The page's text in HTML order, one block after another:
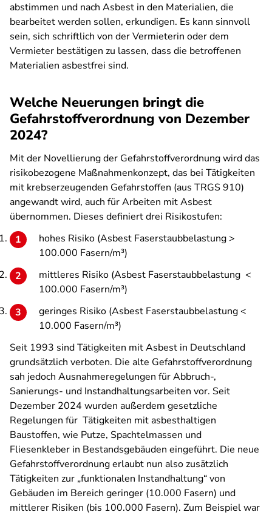
abstimmen und nach Asbest in den Materialien, die
bearbeitet werden sollen, erkundigen. Es kann sinnvoll
sein, sich schriftlich von der Vermieterin oder dem
Vermieter bestätigen zu lassen, dass die betroffenen
Materialien asbestfrei sind.
Welche Neuerungen bringt die
Gefahrstoffverordnung von Dezember
2024?
Mit der Novellierung der Gefahrstoffverordnung wird das
risikobezogene Maßnahmenkonzept, das bei Tätigkeiten
mit krebserzeugenden Gefahrstoffen (aus TRGS 910)
angewandt wird, auch für Arbeiten mit Asbest
übernommen. Dieses definiert drei Risikostufen:
hohes Risiko (Asbest Faserstaubbelastung >
100.000 Fasern/m³)
mittleres Risiko (Asbest Faserstaubbelastung <
100.000 Fasern/m³)
geringes Risiko (Asbest Faserstaubbelastung <
10.000 Fasern/m³)
Seit 1993 sind Tätigkeiten mit Asbest in Deutschland
grundsätzlich verboten. Die alte Gefahrstoffverordnung
sah jedoch Ausnahmeregelungen für Abbruch-,
Sanierungs- und Instandhaltungsarbeiten vor. Seit
Dezember 2024 wurden außerdem gesetzliche
Regelungen für Tätigkeiten mit asbesthaltigen
Baustoffen, wie Putze, Spachtelmassen und
Fliesenkleber in Bestandsgebäuden eingeführt. Die neue
Gefahrstoffverordnung erlaubt nun also zusätzlich
Tätigkeiten zur „funktionalen Instandhaltung“ von
Gebäuden im Bereich geringer (10.000 Fasern) und
mittlerer Risiken (bis 100.000 Fasern). Zum Beispiel war